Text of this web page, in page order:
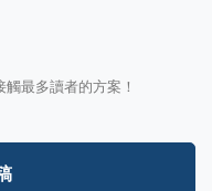
最多讀者的方案！